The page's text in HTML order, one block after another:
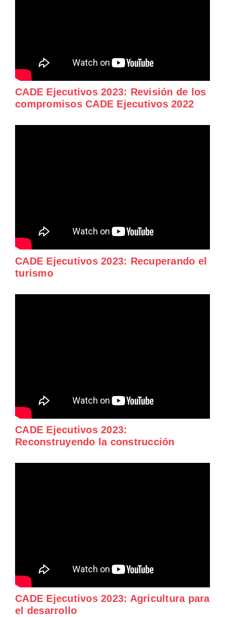
CADE Ejecutivos 2023: Revisión de los
compromisos CADE Ejecutivos 2022
CADE Ejecutivos 2023: Recuperando el
turismo
CADE Ejecutivos 2023:
Reconstruyendo la construcción
CADE Ejecutivos 2023: Agricultura para
el desarrollo